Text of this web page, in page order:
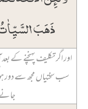
ذَہَبَ السَّیِّاٰتُ
اور اگر تکلیف پہنچنے کے
سب سختیاں مجھ سے دور
جانے